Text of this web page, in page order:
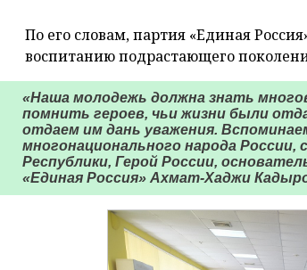
По его словам, партия «Единая
воспитанию подрастающего
«Наша молодежь должна знать
помнить героев, чьи жизни были
отдаем им дань уважения.
многонационального народа
Республики, Герой России,
«Единая Россия» Ахмат-Хаджи